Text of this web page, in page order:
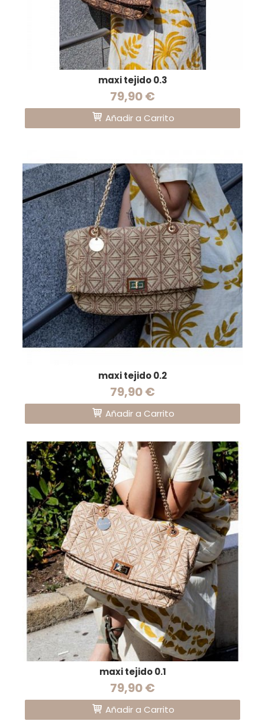
maxi tejido 0.3
79,90 €
Añadir a Carrito
maxi tejido 0.2
79,90 €
Añadir a Carrito
maxi tejido 0.1
79,90 €
Añadir a Carrito